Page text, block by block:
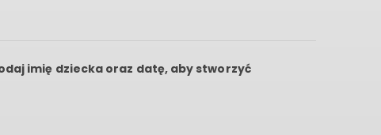
imię dziecka oraz datę, aby stworzyć